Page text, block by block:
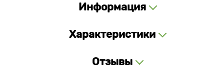
Информация
Характеристики
Отзывы